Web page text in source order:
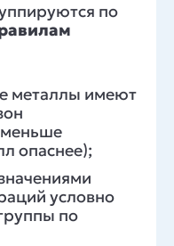
по
металлы имеют
опаснее);
условно
по